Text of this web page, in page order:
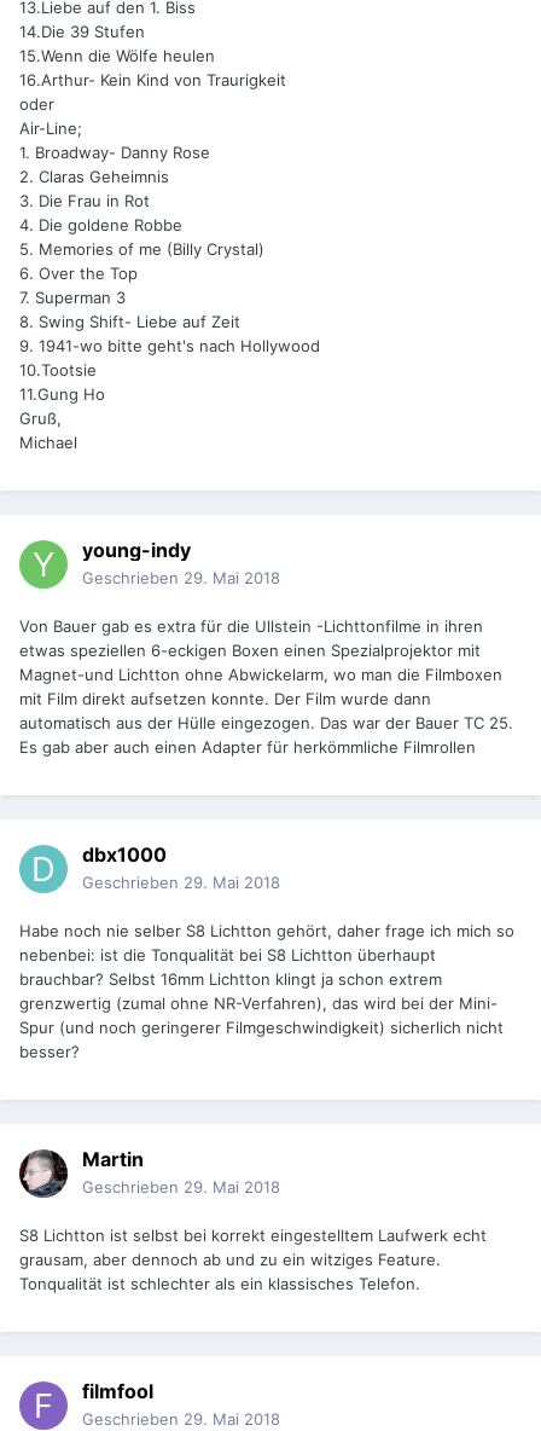
13.Liebe auf den 1. Biss
14.Die 39 Stufen
15.Wenn die Wölfe heulen
16.Arthur- Kein Kind von Traurigkeit
oder
Air-Line;
1. Broadway- Danny Rose
2. Claras Geheimnis
3. Die Frau in Rot
4. Die goldene Robbe
5. Memories of me (Billy Crystal)
6. Over the Top
7. Superman 3
8. Swing Shift- Liebe auf Zeit
9. 1941-wo bitte geht's nach Hollywood
10.Tootsie
11.Gung Ho
Gruß,
Michael
young-indy
Geschrieben 29. Mai 2018
Von Bauer gab es extra für die Ullstein -Lichttonfilme in ihren
etwas speziellen 6-eckigen Boxen einen Spezialprojektor mit
Magnet-und Lichtton ohne Abwickelarm, wo man die Filmboxen
mit Film direkt aufsetzen konnte. Der Film wurde dann
automatisch aus der Hülle eingezogen. Das war der Bauer TC 25.
Es gab aber auch einen Adapter für herkömmliche Filmrollen
dbx1000
Geschrieben 29. Mai 2018
Habe noch nie selber S8 Lichtton gehört, daher frage ich mich so
nebenbei: ist die Tonqualität bei S8 Lichtton überhaupt
brauchbar? Selbst 16mm Lichtton klingt ja schon extrem
grenzwertig (zumal ohne NR-Verfahren), das wird bei der Mini-
Spur (und noch geringerer Filmgeschwindigkeit) sicherlich nicht
besser?
Martin
Geschrieben 29. Mai 2018
S8 Lichtton ist selbst bei korrekt eingestelltem Laufwerk echt
grausam, aber dennoch ab und zu ein witziges Feature.
Tonqualität ist schlechter als ein klassisches Telefon.
filmfool
Geschrieben 29. Mai 2018